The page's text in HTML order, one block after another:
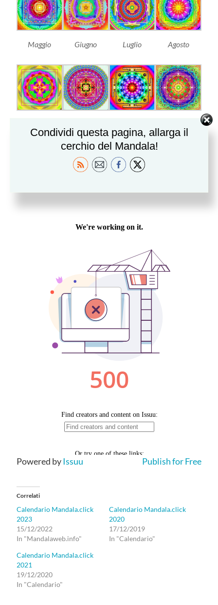
Maggio Giugno Luglio Agosto
Al link qui sotto si può sfogliare e scaricare il
calendario già pronto da stampare e appendere
Powered byIssuu Publish for Free
Correlati
Calendario Mandala.click
2023
15/12/2022
In "Mandalaweb.info"
Calendario Mandala.click
2020
17/12/2019
In "Calendario"
Calendario Mandala.click
2021
19/12/2020
In "Calendario"
Condividi questa pagina, allarga il
cerchio del Mandala!